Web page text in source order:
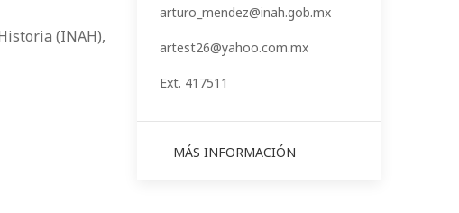
(INAH),
arturo_mendez@inah.gob.mx
artest26@yahoo.com.mx
Ext. 417511
MÁS INFORMACIÓN